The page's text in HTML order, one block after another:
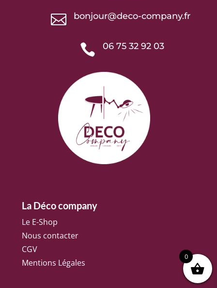
 bonjour@deco-company.fr
 06 75 32 92 03
La Déco company
Le E-Shop
Nous contacter
CGV
Mentions Légales
0